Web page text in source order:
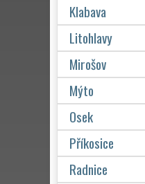
Klabava
Litohlavy
Mirošov
Mýto
Osek
Příkosice
Radnice